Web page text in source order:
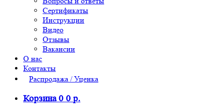
Сертификаты
Инструкции
Видео
Отзывы
Вакансии
О нас
Контакты
Распродажа / Уценка
Корзина 0 0 р.